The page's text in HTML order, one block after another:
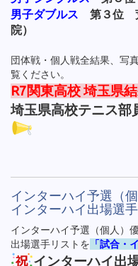
男子ダブルス 第３位
院）
団体戦・個人戦全結果、写
覧ください。
R7関東高校 埼玉県
埼玉県高校テニス
インターハイ予選（
インターハイ出場選
インターハイ予選（個人）
出場選手リストを 「試合・
インターハイ出